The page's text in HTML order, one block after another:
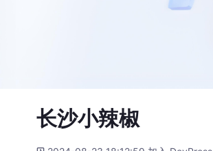
长沙小辣椒